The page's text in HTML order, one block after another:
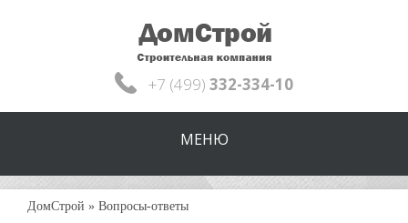
+7 (499) 332-334-10
МЕНЮ
ДомСтрой » Вопросы-ответы